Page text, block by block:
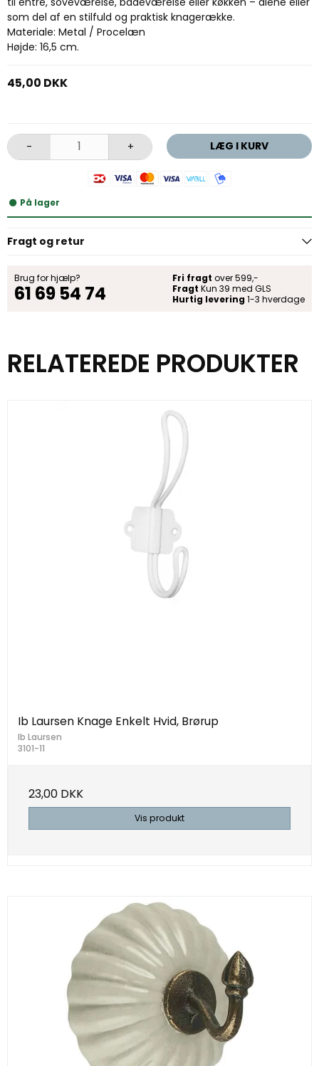
som del af en stilfuld og praktisk knagerække.
Materiale: Metal / Procelæn
Højde: 16,5 cm.
45,00 DKK
- + LÆG I KURV
På lager
Fragt og retur
Brug for hjælp?
61 69 54 74
Fri fragt over 599,-
Fragt Kun 39 med GLS
Hurtig levering 1-3 hverdage
RELATEREDE PRODUKTER
Ib Laursen Knage Enkelt Hvid, Brørup
Ib Laursen
3101-11
23,00 DKK
Vis produkt